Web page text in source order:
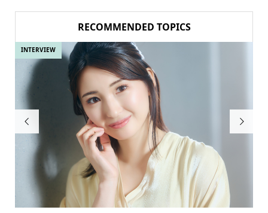
RECOMMENDED TOPICS

INTERVIEW
